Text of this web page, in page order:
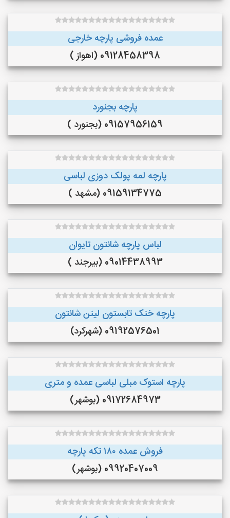
عمده فروشی پارچه خارجی
09128458398 (اهواز )
پارچه بجنورد
09157956159 (بجنورد )
پارچه لمه پولک دوزی لباسی
09159134775 (مشهد )
لباس پارچه شانتون تایوان
09014438993 (بیرجند )
پارچه خنک تابستون لینن شانتون
09192576501 (شهرکرد)
پارچه استوک مبلی لباسی عمده و متری
09172684973 (بوشهر)
فروش عمده ۱۸۰ تکه پارچه
09920407009 (بوشهر)